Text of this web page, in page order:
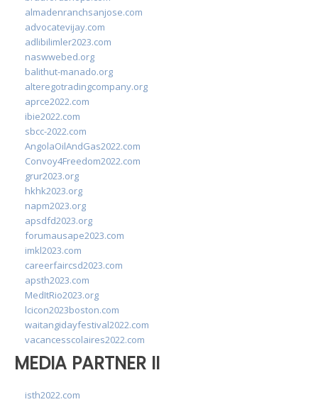
almadenranchsanjose.com
advocatevijay.com
adlibilimler2023.com
naswwebed.org
balithut-manado.org
alteregotradingcompany.org
aprce2022.com
ibie2022.com
sbcc-2022.com
AngolaOilAndGas2022.com
Convoy4Freedom2022.com
grur2023.org
hkhk2023.org
napm2023.org
apsdfd2023.org
forumausape2023.com
imkl2023.com
careerfaircsd2023.com
apsth2023.com
MedItRio2023.org
lcicon2023boston.com
waitangidayfestival2022.com
vacancesscolaires2022.com
MEDIA PARTNER II
isth2022.com